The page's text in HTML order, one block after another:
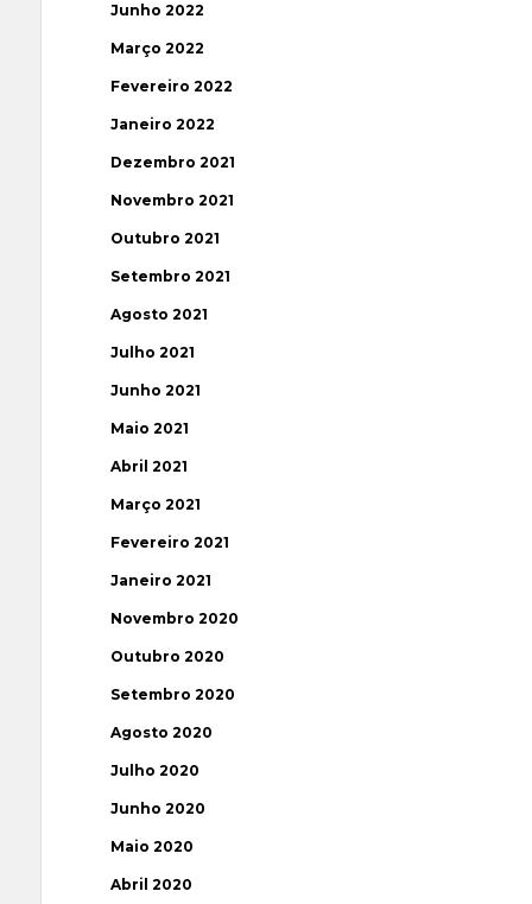
Junho 2022
Março 2022
Fevereiro 2022
Janeiro 2022
Dezembro 2021
Novembro 2021
Outubro 2021
Setembro 2021
Agosto 2021
Julho 2021
Junho 2021
Maio 2021
Abril 2021
Março 2021
Fevereiro 2021
Janeiro 2021
Novembro 2020
Outubro 2020
Setembro 2020
Agosto 2020
Julho 2020
Junho 2020
Maio 2020
Abril 2020